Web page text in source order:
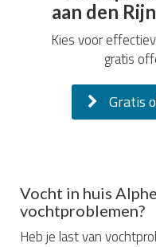
aan den
Kies voor
gratis
Gratis
Vocht in huis
vochtproblemen?
Heb je last van